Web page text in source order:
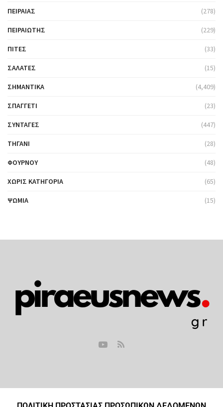
ΠΕΙΡΑΙΆΣ (278)
ΠΕΙΡΑΙΏΤΗΣ (229)
ΠΊΤΕΣ (33)
ΣΑΛΆΤΕΣ (15)
ΣΗΜΑΝΤΙΚΆ (4,409)
ΣΠΑΓΓΈΤΙ (23)
ΣΥΝΤΑΓΈΣ (447)
ΤΗΓΆΝΙ (28)
ΦΟΎΡΝΟΥ (48)
ΧΩΡΊΣ ΚΑΤΗΓΟΡΊΑ (65)
ΨΩΜΙΆ (15)